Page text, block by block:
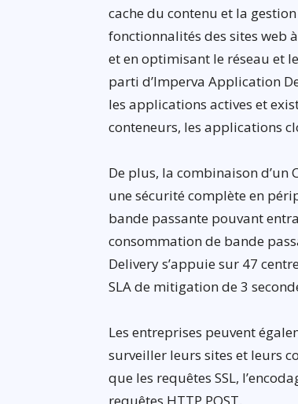
cache du contenu et la
fonctionnalités des sites web
et en optimisant le réseau et
parti d’Imperva Application
les applications actives et
conteneurs, les applications
De plus, la combinaison d’un
une sécurité complète en
bande passante pouvant
consommation de bande
Delivery s’appuie sur 47
SLA de mitigation de 3
Les entreprises peuvent
surveiller leurs sites et leurs
que les requêtes SSL,
requêtes HTTP POST.